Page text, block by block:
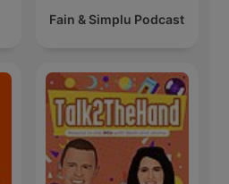
Fain & Simplu Podcast